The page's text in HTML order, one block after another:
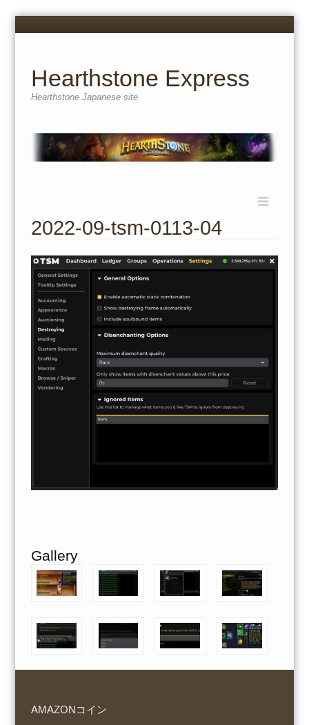
Menu
Hearthstone Express
Hearthstone Japanese site
content
2022-09-tsm-0113-04
Gallery
AMAZONコイン